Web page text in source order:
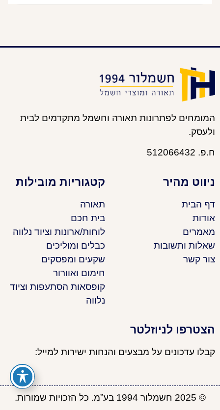
המומחים לפתרונות תאורה וחשמל מתקדמים לבית
ולעסק.
ח.פ. 512066432
ניווט מהיר
דף הבית
אודות
מאמרים
שאלות ותשובות
צור קשר
קטגוריות מובילות
תאורה
בית חכם
לוחות/ארונות וציוד נלווה
כבלים ומוליכים
שקעים ומפסקים
חימום ואוורור
קופסאות הסתעפות וציוד
נלווה
הצטרפו לניוזלטר
קבלו עדכונים על מבצעים והנחות ישירות למייל:
© 2025 חשמלור 1994 בע”מ. כל הזכויות שמורות.